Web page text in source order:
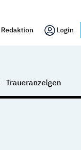
Redaktion Login
Traueranzeigen